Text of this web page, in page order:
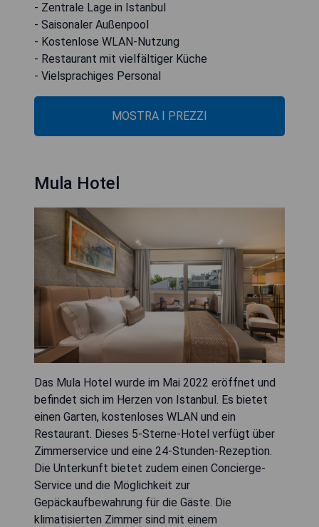
- Zentrale Lage in Istanbul
- Saisonaler Außenpool
- Kostenlose WLAN-Nutzung
- Restaurant mit vielfältiger Küche
- Vielsprachiges Personal
MOSTRA I PREZZI
Mula Hotel
Das Mula Hotel wurde im Mai 2022 eröffnet und
befindet sich im Herzen von Istanbul. Es bietet
einen Garten, kostenloses WLAN und ein
Restaurant. Dieses 5-Sterne-Hotel verfügt über
Zimmerservice und eine 24-Stunden-Rezeption.
Die Unterkunft bietet zudem einen Concierge-
Service und die Möglichkeit zur
Gepäckaufbewahrung für die Gäste. Die
klimatisierten Zimmer sind mit einem